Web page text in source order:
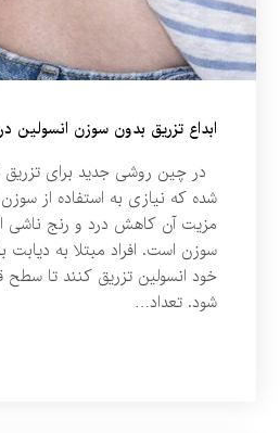
ابداع تزریق بدون سوزن انسولین
در چین روشی جدید برای تزریق
شده که نیازی به استفاده از
مزیت آن کاهش درد و رنج ناشی از
سوزن است. افراد مبتلا به دیابت
خود انسولین تزریق کنند تا سطح
شود. تعداد…